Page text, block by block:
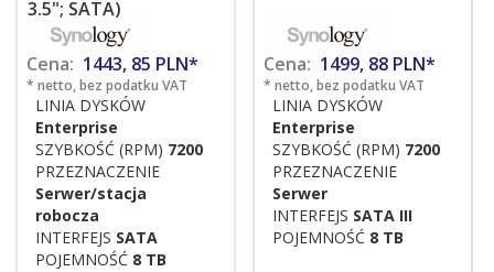
3.5"; SATA)
Cena: 1443, 85 PLN*
* netto, bez podatku VAT
LINIA DYSKÓW
Enterprise
SZYBKOŚĆ (RPM) 7200
PRZEZNACZENIE
Serwer/stacja
robocza
INTERFEJS SATA
POJEMNOŚĆ 8 TB
Cena: 1499, 88 PLN*
* netto, bez podatku VAT
LINIA DYSKÓW
Enterprise
SZYBKOŚĆ (RPM) 7200
PRZEZNACZENIE
Serwer
INTERFEJS SATA III
POJEMNOŚĆ 8 TB